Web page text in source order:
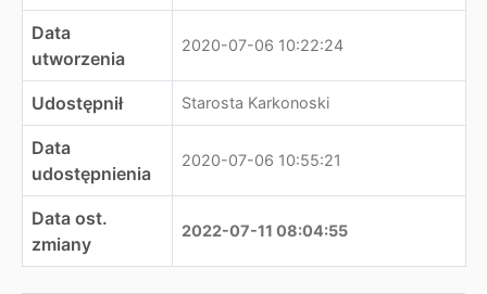
Data
utworzenia
2020-07-06 10:22:24
Udostępnił Starosta Karkonoski
Data
udostępnienia
2020-07-06 10:55:21
Data ost.
zmiany
2022-07-11 08:04:55